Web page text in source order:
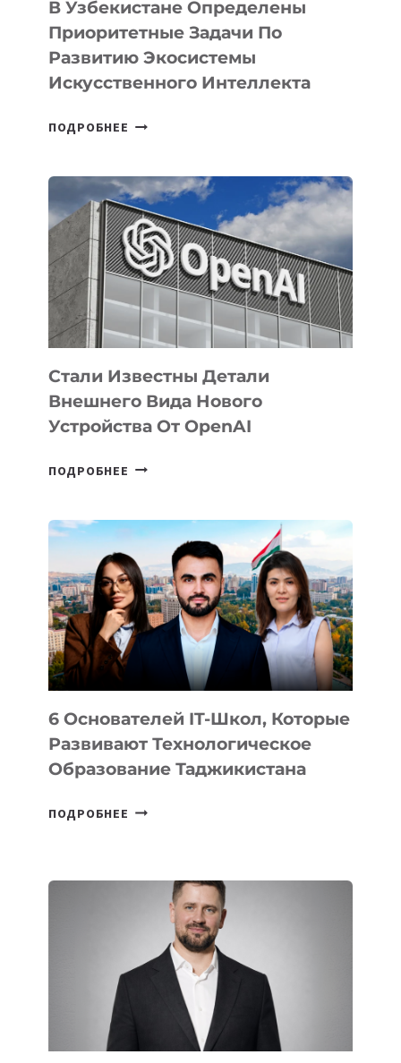
В Узбекистане Определены
Приоритетные Задачи По
Развитию Экосистемы
Искусственного Интеллекта
ПОДРОБНЕЕ
ПРИОРИТЕТНЫЕ
ЗАДАЧИ
ПО
РАЗВИТИЮ
ЭКОСИСТЕМЫ
ИСКУССТВЕННОГО
ИНТЕЛЛЕКТА
Стали Известны Детали
Внешнего Вида Нового
Устройства От OpenAI
ПОДРОБНЕЕ СТАЛИ
ВНЕШНЕГО
ВИДА
НОВОГО
УСТРОЙСТВА
ОТ
OPENAI
6 Основателей IT-Школ, Которые
Развивают Технологическое
Образование Таджикистана
ПОДРОБНЕЕ 6
КОТОРЫЕ
РАЗВИВАЮТ
ТЕХНОЛОГИЧЕСКОЕ
ОБРАЗОВАНИЕ
ТАДЖИКИСТАНА